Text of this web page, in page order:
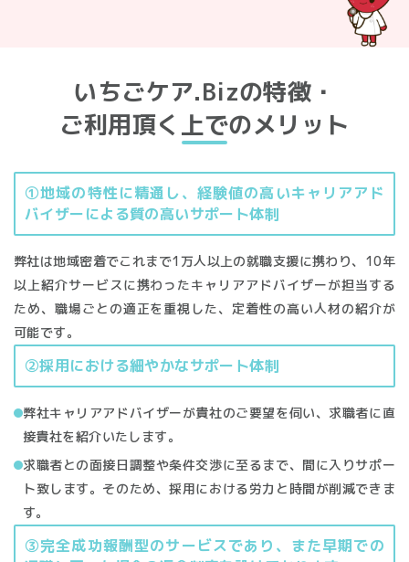
いちごケア.Bizの特徴・
ご利用頂く上でのメリット
①地域の特性に精通し、経験値の高いキャリアアド
バイザーによる質の高いサポート体制
弊社は地域密着でこれまで1万人以上の就職支援に携わり、10年
以上紹介サービスに携わったキャリアアドバイザーが担当する
ため、職場ごとの適正を重視した、定着性の高い人材の紹介が
可能です。
②採用における細やかなサポート体制
弊社キャリアアドバイザーが貴社のご要望を伺い、求職者に直
接貴社を紹介いたします。
求職者との面接日調整や条件交渉に至るまで、間に入りサポー
ト致します。そのため、採用における労力と時間が削減できま
す。
③完全成功報酬型のサービスであり、また早期での